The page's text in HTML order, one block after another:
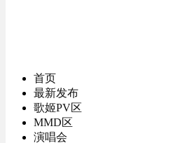
首页
最新发布
歌姬PV区
MMD区
演唱会